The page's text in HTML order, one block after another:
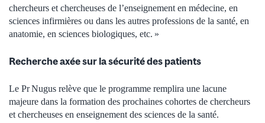
chercheurs et chercheuses de l’enseignement en médecine, en
sciences infirmières ou dans les autres professions de la santé, en
anatomie, en sciences biologiques, etc. »
Recherche axée sur la sécurité des patients
Le Pr Nugus relève que le programme remplira une lacune
majeure dans la formation des prochaines cohortes de chercheurs
et chercheuses en enseignement des sciences de la santé.